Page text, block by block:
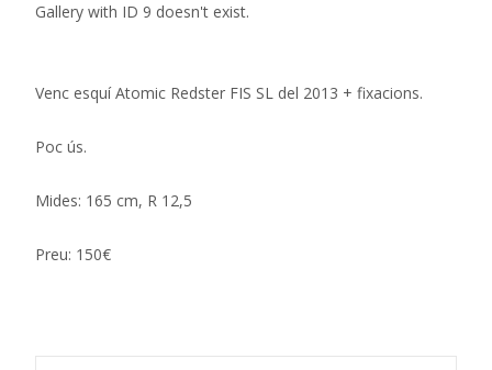
Gallery with ID 9 doesn't exist.
Venc esquí Atomic Redster FIS SL del 2013 + fixacions.
Poc ús.
Mides: 165 cm, R 12,5
Preu: 150€